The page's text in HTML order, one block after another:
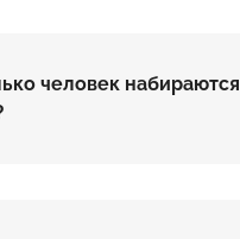
человек набираются